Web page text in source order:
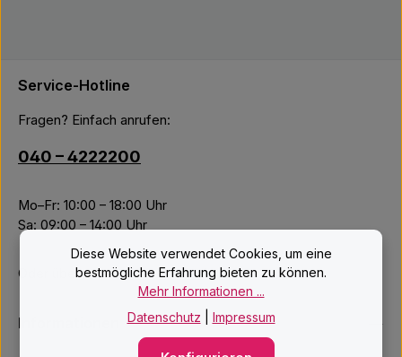
Service-Hotline
Fragen? Einfach anrufen:
040 – 4222200
Mo–Fr: 10:00 – 18:00 Uhr
Sa: 09:00 – 14:00 Uhr
Oder über unserKontaktformular .
Informationen
Diese Website verwendet Cookies, um eine
bestmögliche Erfahrung bieten zu können.
Mehr Informationen ...
Datenschutz
Impressum